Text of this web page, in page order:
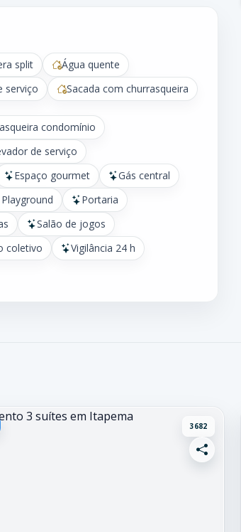
split
Água quente
serviço Sacada com churrasqueira
condomínio
de serviço
Espaço gourmet
Gás central
Playground
Portaria
Salão de jogos
coletivo
Vigilância 24 h
3682